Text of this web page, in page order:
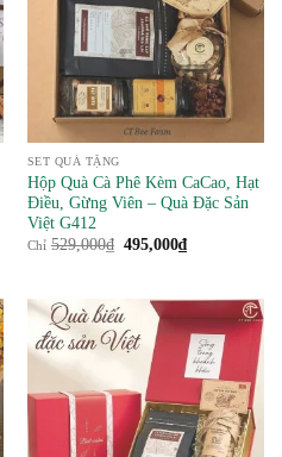
SET QUÀ TẶNG
Hộp Quà Cà Phê Kèm CaCao, Hạt
Điều, Gừng Viên – Quà Đặc Sản
Việt G412
Chỉ 529,000₫ Giá
495,000₫Giá
495,000₫.